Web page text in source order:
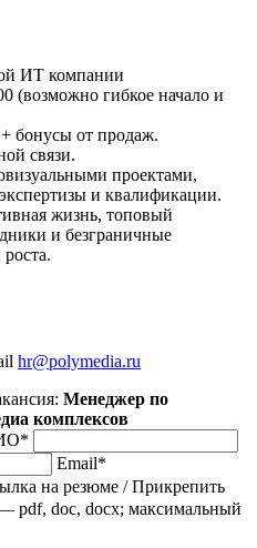
ИТ компании
(возможно гибкое начало и
+ бонусы от продаж.
связи.
проектами,
и квалификации.
жизнь, топовый
и безграничные
hr@polymedia.ru
Менеджер по
комплексов
Email*
на резюме /Прикрепить
pdf, doc, docx; максимальный